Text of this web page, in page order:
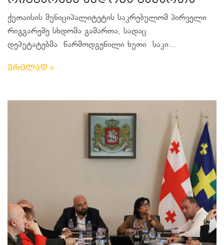
ქუთაისის მუნიციპალიტეტის საკრებულომ პირველი
რიგგარეშე სხდომა გამართა, სადაც
დეპუტატებმა წარმოდგენილი ხუთი საკი...
ვრცლად